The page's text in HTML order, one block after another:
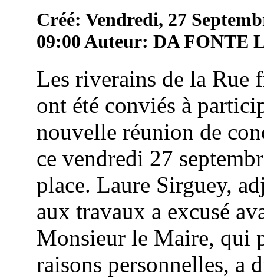
Créé: Vendredi, 27
09:00Auteur: DA FONTE
Les riverains de la Rue
ont été conviés à
nouvelle réunion de
ce vendredi 27
place. Laure Sirguey,
aux travaux a excusé
Monsieur le Maire, qui
raisons personnelles, a